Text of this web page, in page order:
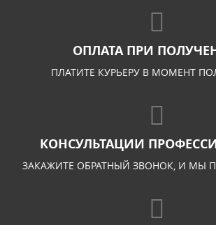
ОПЛАТА ПРИ
ПЛАТИТЕ КУРЬЕРУ В МОМЕНТ
КОНСУЛЬТАЦИИ
ЗАКАЖИТЕ ОБРАТНЫЙ ЗВОНОК, И МЫ